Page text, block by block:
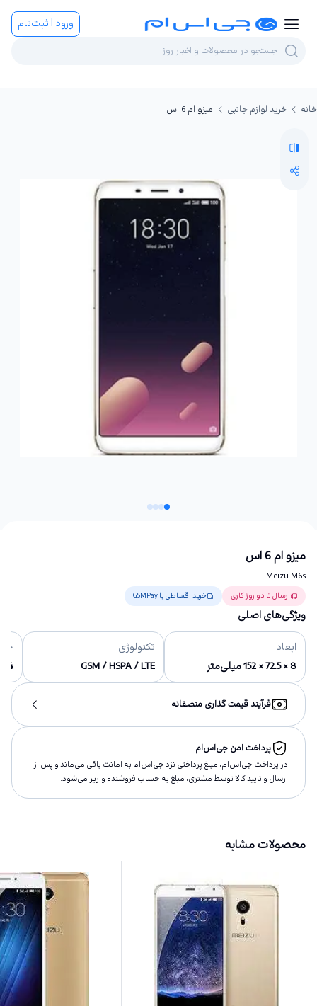
ورود | ثبت‌نام
خانه خرید لوازم جانبی میزو ام 6 اس
میزو ام 6 اس
Meizu M6s
ارسال تا دو روز کاری خرید اقساطی با GSMPay
ویژگی‌های اصلی
ابعاد
8 × 72.5 × 152 میلی‌متر
تکنولوژی
GSM / HSPA / LTE
32/64
فرآیند قیمت گذاری منصفانه
پرداخت امن جی‌اس‌ام
در پرداخت جی‌اس‌ام، مبلغ پرداختى نزد جی‌اس‌ام به امانت باقى مى‌ماند و پس از
ارسال و تاييد كالا توسط مشتری، مبلغ به حساب فروشنده واريز مى‌شود.
محصولات مشابه